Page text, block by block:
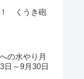
！ くうき砲
の水やり月
日～9月30日